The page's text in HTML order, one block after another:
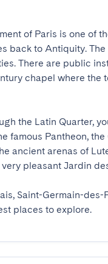
of Paris is one of
back to Antiquity.
There are public
chapel where the
the Latin Quarter,
famous Pantheon,
ancient arenas of
pleasant Jardin
Saint-Germain-
places to explore.